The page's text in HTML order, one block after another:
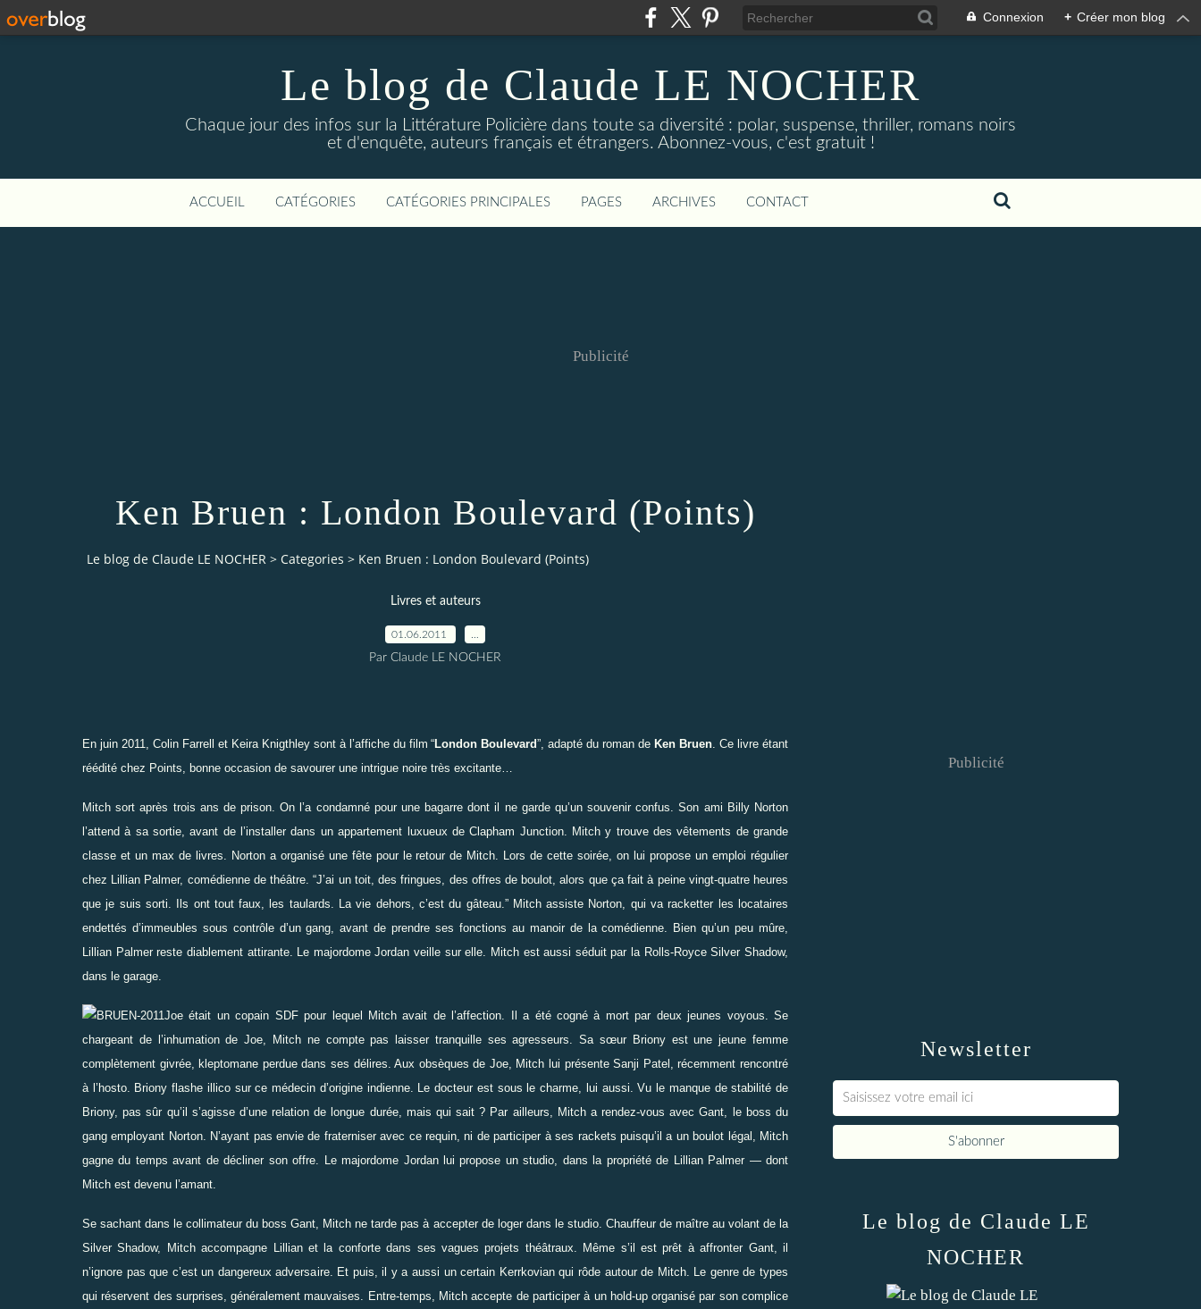
Connexion + Créer mon blog
Le blog de Claude LE NOCHER
Chaque jour des infos sur la Littérature Policière dans toute sa diversité : polar, suspense, thriller, romans noirs
et d'enquête, auteurs français et étrangers. Abonnez-vous, c'est gratuit !
ACCUEIL CATÉGORIES CATÉGORIES PRINCIPALES PAGES ARCHIVES CONTACT
Publicité
Ken Bruen : London Boulevard (Points)
Le blog de Claude LE NOCHER > Categories > Ken Bruen : London Boulevard (Points)
Livres et auteurs
01.06.2011
Par Claude LE NOCHER
En juin 2011, Colin Farrell et Keira Knigthley sont à l’affiche du film “London Boulevard” , adapté du roman de Ken Bruen . Ce livre étant
réédité chez Points, bonne occasion de savourer une intrigue noire très excitante…
Mitch sort après trois ans de prison. On l’a condamné pour une bagarre dont il ne garde qu’un souvenir confus. Son ami Billy Norton
l’attend à sa sortie, avant de l’installer dans un appartement luxueux de Clapham Junction. Mitch y trouve des vêtements de grande
classe et un max de livres. Norton a organisé une fête pour le retour de Mitch. Lors de cette soirée, on lui propose un emploi régulier
chez Lillian Palmer, comédienne de théâtre.“J’ai un toit, des fringues, des offres de boulot, alors que ça fait à peine vingt-quatre heures
que je suis sorti. Ils ont tout faux, les taulards. La vie dehors, c’est du gâteau. ”Mitch assiste Norton, qui va racketter les locataires
endettés d’immeubles sous contrôle d’un gang, avant de prendre ses fonctions au manoir de la comédienne. Bien qu’un peu mûre,
Lillian Palmer reste diablement attirante. Le majordome Jordan veille sur elle. Mitch est aussi séduit par la Rolls-Royce Silver Shadow,
dans le garage.
Joe était un copain SDF pour lequel Mitch avait de l’affection. Il a été cogné à mort par deux jeunes voyous. Se
chargeant de l’inhumation de Joe, Mitch ne compte pas laisser tranquille ses agresseurs. Sa sœur Briony est une jeune femme
complètement givrée, kleptomane perdue dans ses délires. Aux obsèques de Joe, Mitch lui présente Sanji Patel, récemment rencontré
à l’hosto. Briony flashe illico sur ce médecin d’origine indienne. Le docteur est sous le charme, lui aussi. Vu le manque de stabilité de
Briony, pas sûr qu’il s’agisse d’une relation de longue durée, mais qui sait ? Par ailleurs, Mitch a rendez-vous avec Gant, le boss du
gang employant Norton. N’ayant pas envie de fraterniser avec ce requin, ni de participer à ses rackets puisqu’il a un boulot légal, Mitch
gagne du temps avant de décliner son offre. Le majordome Jordan lui propose un studio, dans la propriété de Lillian Palmer —dont
Mitch est devenu l’amant.
Se sachant dans le collimateur du boss Gant, Mitch ne tarde pas à accepter de loger dans le studio. Chauffeur de maître au volant de la
Silver Shadow, Mitch accompagne Lillian et la conforte dans ses vagues projets théâtraux. Même s’il est prêt à affronter Gant, il
n’ignore pas que c’est un dangereux adversaire. Et puis, il y a aussi un certain Kerrkovian qui rôde autour de Mitch. Le genre de types
qui réservent des surprises, généralement mauvaises. Entre-temps, Mitch accepte de participer à un hold-up organisé par son complice
Newsletter
Publicité
Le blog de Claude LE
NOCHER